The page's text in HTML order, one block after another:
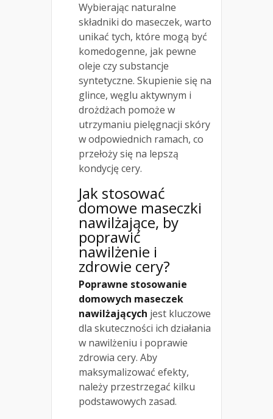
Wybierając naturalne
składniki do maseczek, warto
unikać tych, które mogą być
komedogenne, jak pewne
oleje czy substancje
syntetyczne. Skupienie się na
glince, węglu aktywnym i
drożdżach pomoże w
utrzymaniu pielęgnacji skóry
w odpowiednich ramach, co
przełoży się na lepszą
kondycję cery.
Jak stosować
domowe maseczki
nawilżające, by
poprawić
nawilżenie i
zdrowie cery?
Poprawne stosowanie
domowych maseczek
nawilżających jest kluczowe
dla skuteczności ich działania
w nawilżeniu i poprawie
zdrowia cery. Aby
maksymalizować efekty,
należy przestrzegać kilku
podstawowych zasad.